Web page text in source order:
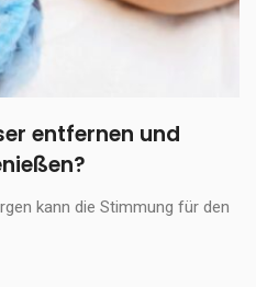
entfernen und
kann die Stimmung für den